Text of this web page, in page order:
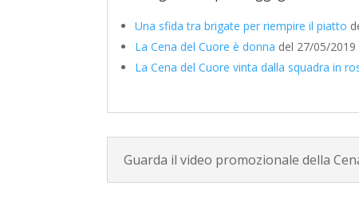
Una sfida tra brigate per riempire il piatto
La Cena del Cuore è donna del 27/05/
La Cena del Cuore vinta dalla squadra in
Guarda il video promozionale della